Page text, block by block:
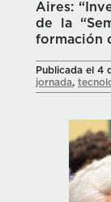
Aires:
de la
formación
Publicada el 4
jornada,